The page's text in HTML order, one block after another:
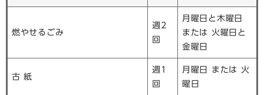
燃やせるごみ
週2
回
月曜日と木曜日
または 火曜日と
金曜日
古 紙
週1
回
月曜日 または 火
曜日